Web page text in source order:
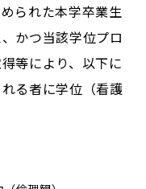
られた本学卒業生
かつ当該学位プロ
等により、以下に
る者に学位（看護